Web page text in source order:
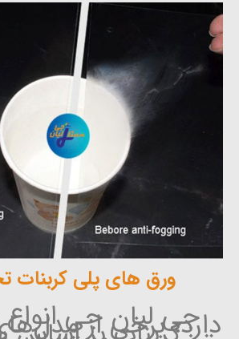
ورق های پلی
جی لیان جی
دارد، برخی از